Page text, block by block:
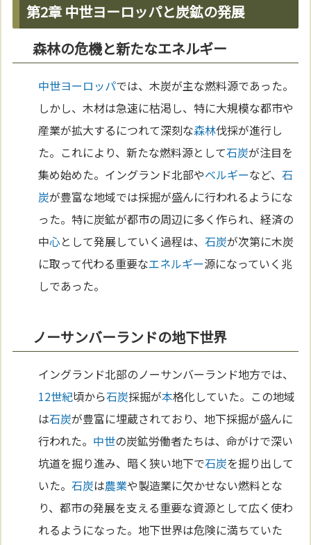
第2章 中世ヨーロッパと炭鉱の発展
森林の危機と新たなエネルギー
中世ヨーロッパでは、木炭が主な燃料源であった。
しかし、木材は急速に枯渇し、特に大規模な都市や
産業が拡大するにつれて深刻な森林伐採が進行し
た。これにより、新たな燃料源として石炭が注目を
集め始めた。イングランド北部やベルギーなど、石
炭が豊富な地域では採掘が盛んに行われるようにな
った。特に炭鉱が都市の周辺に多く作られ、経済の
中心として発展していく過程は、石炭が次第に木炭
に取って代わる重要なエネルギー源になっていく兆
しであった。
ノーサンバーランドの地下世界
イングランド北部のノーサンバーランド地方では、
12世紀頃から石炭採掘が本格化していた。この地域
は石炭が豊富に埋蔵されており、地下採掘が盛んに
行われた。 中世の炭鉱労働者たちは、命がけで深い
坑道を掘り進み、暗く狭い地下で石炭を掘り出して
いた。石炭は農業や製造業に欠かせない燃料とな
り、都市の発展を支える重要な資源として広く使わ
れるようになった。地下世界は危険に満ちていた